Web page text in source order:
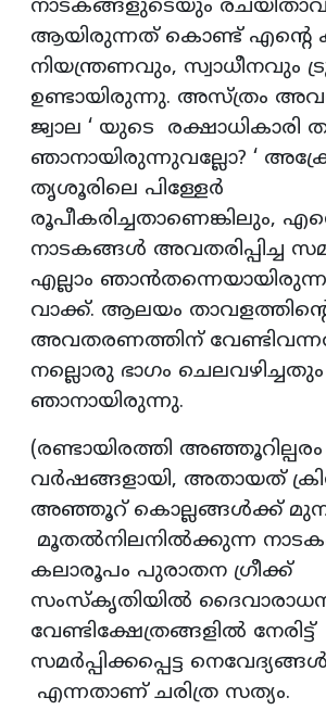
നാടകങ്ങളുടെയും
ആയിരുന്നത് കൊണ്ട് എന്റെ
നിയന്ത്രണവും, സ്വാധീനവും
ഉണ്ടായിരുന്നു. അസ്ത്രം
ജ്വാല ‘ യുടെ രക്ഷാധികാരി
ഞാനായിരുന്നുവല്ലോ? ‘
തൃശൂരിലെ പിള്ളേർ
രൂപീകരിച്ചതാണെങ്കിലും,
നാടകങ്ങൾ അവതരിപ്പിച്ച
എല്ലാം
വാക്ക്. ആലയം
അവതരണത്തിന്
നല്ലൊരു ഭാഗം ചെലവഴിച്ചതും
ഞാനായിരുന്നു.
(രണ്ടായിരത്തി അഞ്ഞൂറില്പരം
വർഷങ്ങളായി, അതായത്
അഞ്ഞൂറ് കൊല്ലങ്ങൾക്ക്
മൂതൽനിലനിൽക്കുന്ന
കലാരൂപം പുരാതന ഗ്രീക്ക്
സംസ്‌കൃതിയിൽ
വേണ്ടിക്ഷേത്രങ്ങളിൽ നേരിട്ട്‌
സമർപ്പിക്കപ്പെട്ട
എന്നതാണ് ചരിത്ര സത്യം.